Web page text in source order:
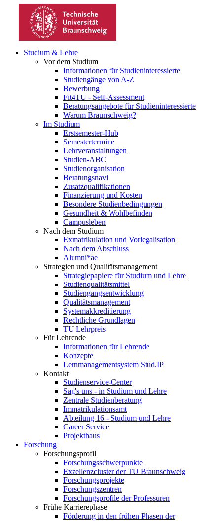
Studium & Lehre
Vor dem Studium
Informationen für Studieninteressierte
Studiengänge von A-Z
Bewerbung
Fit4TU - Self-Assessment
Beratungsangebote für Studieninteressierte
Warum Braunschweig?
Im Studium
Erstsemester-Hub
Semestertermine
Lehrveranstaltungen
Studien-ABC
Studienorganisation
Beratungsnavi
Zusatzqualifikationen
Finanzierung und Kosten
Besondere Studienbedingungen
Gesundheit & Wohlbefinden
Campusleben
Nach dem Studium
Exmatrikulation und Vorlegalisation
Nach dem Abschluss
Alumni*ae
Strategien und Qualitätsmanagement
Strategiepapiere für Studium und Lehre
Studienqualitätsmittel
Studiengangsentwicklung
Qualitätsmanagement
Systemakkreditierung
Rechtliche Grundlagen
TU Lehrpreis
Für Lehrende
Informationen für Lehrende
Konzepte
Lernmanagementsystem Stud.IP
Kontakt
Studienservice-Center
Sag's uns - in Studium und Lehre
Zentrale Studienberatung
Immatrikulationsamt
Abteilung 16 - Studium und Lehre
Career Service
Projekthaus
Forschung
Forschungsprofil
Forschungsschwerpunkte
Exzellenzcluster der TU Braunschweig
Forschungsprojekte
Forschungszentren
Forschungsprofile der Professuren
Frühe Karrierephase
Förderung in den frühen Phasen der